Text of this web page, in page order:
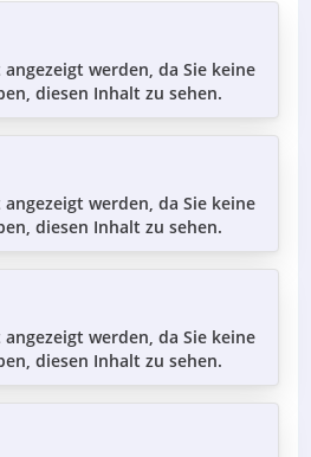
werden, da Sie keine
diesen Inhalt zu sehen.
werden, da Sie keine
diesen Inhalt zu sehen.
werden, da Sie keine
diesen Inhalt zu sehen.